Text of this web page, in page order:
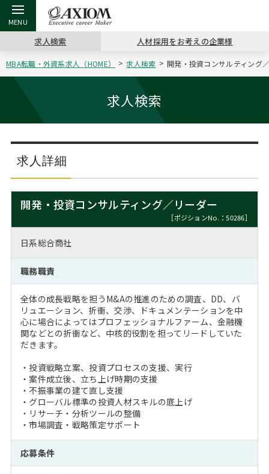
戻る
アクシアムの特長
戻る
コンサ
サービス案内
戻る
キャリ
コンサルタントの紹介
戻る
キャリア支援 TOP
キャリアデザイン講座
（最新求人市場動向）
戻る
MBAの
おわり
ステージ別アドバイス
MBAの転職事例
MBAからのFAQ
MBA留学生数の推移
戻る
日本か
MBAを生かす求人特集
年齢と年収の相関図
戻る
転職ツール TOP
英文レジュメの書き方
戻る
パワー
職務経歴書の書き方
外資系／面接攻略のコツ
戻る
転職コラム TOP
“展”職相談室
転職市場の明日をよめ
キャリアに効く一冊
注目企業インタビュー
戻る
イベント・セミナー TOP
ジョブフェア
キャリアデザインセミナー
プロ経営者の特別セミナー
Career Talk Live
MBA NETWORKING
戻る
会社概要 TOP
沿革
主なクライアント
パブリシティ
ニュースリリース
求人検索 人材採用をお考えの企業様
MBA転職・外資系求人（HOME） 求人検索 開発・投資コンサルティング
求人検索
求人詳細
開発・投資コンサルティング／リーダー
［ポジションNo.：50286］
日系総合商社
職務職責
全体の成長戦略を担うM&Aの推進のための調査、DD、バ
リュエーション、折衝、交渉、ドキュメンテーションを中
心に場合によってはプロフェッショナルファーム、金融機
関などとの折衝など、中核的役割を担ってリードしていた
だきます。
・投資戦略立案、投資プロセスの支援、実行
・案件成立後、立ち上げ時期の支援
・不振事業の建て直し支援
・グローバル標準の投資人材スキルの底上げ
・リサーチ・分析ツールの整備
・市場調査・戦略策定サポート
応募条件